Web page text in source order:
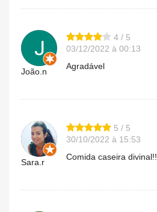
João.n
4 / 5
03/12/2022 à 00:13
Agradável
Sara.r
5 / 5
30/10/2022 à 15:53
Comida caseira divinal!!